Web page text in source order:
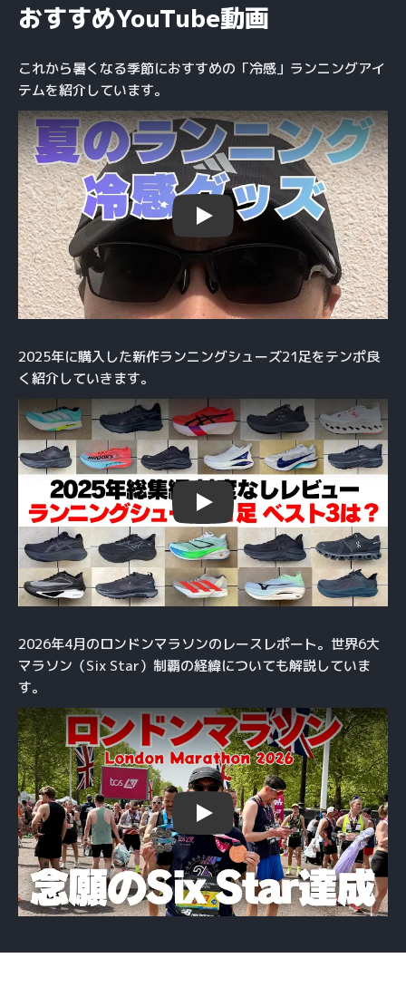
おすすめYouTube動画
これから暑くなる季節におすすめの「冷感」ランニングアイ
テムを紹介しています。
Play
2025年に購入した新作ランニングシューズ21足をテンポ良
く紹介していきます。
Play
2026年4月のロンドンマラソンのレースレポート。世界6大
マラソン（Six Star）制覇の経緯についても解説していま
す。
Play